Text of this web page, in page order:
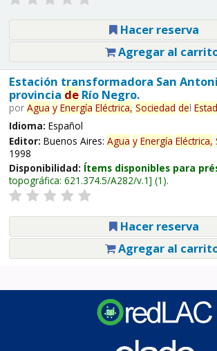
Hacer reserva
Agregar al
Estación transformadora San
provincia deRío Negro.
por Agua y Energía Eléctrica, Sociedad del
Idioma: Español
Editor: Buenos Aires: Agua y Energía Eléctrica,
1998
Disponibilidad: Ítems disponibles para
topográfica: 621.374.5/A282/v.1 (1).
Hacer reserva
Agregar al